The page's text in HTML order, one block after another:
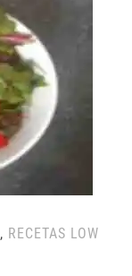
, RECETAS LOW